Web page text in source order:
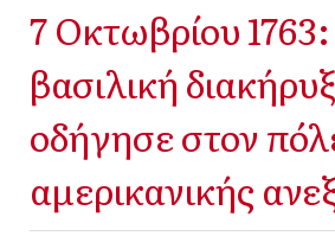
7 Οκτωβρίου
βασιλική
οδήγησε στον
αμερικανικής